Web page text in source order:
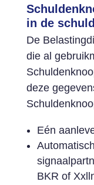
in de
De
die al
deze
Eén
BKR of